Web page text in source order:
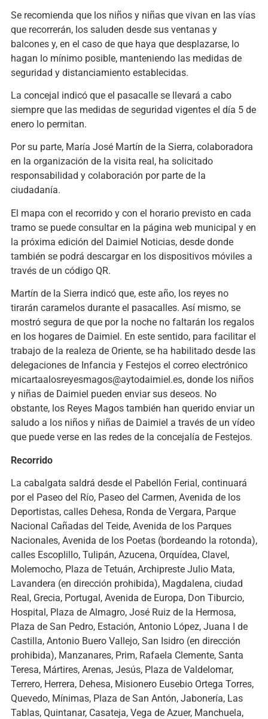
Se recomienda que los niños y niñas que vivan en las vías
que recorrerán, los saluden desde sus ventanas y
balcones y, en el caso de que haya que desplazarse, lo
hagan lo mínimo posible, manteniendo las medidas de
seguridad y distanciamiento establecidas.
La concejal indicó que el pasacalle se llevará a cabo
siempre que las medidas de seguridad vigentes el día 5 de
enero lo permitan.
Por su parte, María José Martín de la Sierra, colaboradora
en la organización de la visita real, ha solicitado
responsabilidad y colaboración por parte de la
ciudadanía.
El mapa con el recorrido y con el horario previsto en cada
tramo se puede consultar en la página web municipal y en
la próxima edición del Daimiel Noticias, desde donde
también se podrá descargar en los dispositivos móviles a
través de un código QR.
Martín de la Sierra indicó que, este año, los reyes no
tirarán caramelos durante el pasacalles. Así mismo, se
mostró segura de que por la noche no faltarán los regalos
en los hogares de Daimiel. En este sentido, para facilitar el
trabajo de la realeza de Oriente, se ha habilitado desde las
delegaciones de Infancia y Festejos el correo electrónico
micartaalosreyesmagos@aytodaimiel.es, donde los niños
y niñas de Daimiel pueden enviar sus deseos. No
obstante, los Reyes Magos también han querido enviar un
saludo a los niños y niñas de Daimiel a través de un vídeo
que puede verse en las redes de la concejalía de Festejos.
Recorrido
La cabalgata saldrá desde el Pabellón Ferial, continuará
por el Paseo del Río, Paseo del Carmen, Avenida de los
Deportistas, calles Dehesa, Ronda de Vergara, Parque
Nacional Cañadas del Teide, Avenida de los Parques
Nacionales, Avenida de los Poetas (bordeando la rotonda),
calles Escoplillo, Tulipán, Azucena, Orquídea, Clavel,
Molemocho, Plaza de Tetuán, Archipreste Julio Mata,
Lavandera (en dirección prohibida), Magdalena, ciudad
Real, Grecia, Portugal, Avenida de Europa, Don Tiburcio,
Hospital, Plaza de Almagro, José Ruiz de la Hermosa,
Plaza de San Pedro, Estación, Antonio López, Juana I de
Castilla, Antonio Buero Vallejo, San Isidro (en dirección
prohibida), Manzanares, Prim, Rafaela Clemente, Santa
Teresa, Mártires, Arenas, Jesús, Plaza de Valdelomar,
Terrero, Herrera, Dehesa, Misionero Eusebio Ortega Torres,
Quevedo, Mínimas, Plaza de San Antón, Jabonería, Las
Tablas, Quintanar, Casateja, Vega de Azuer, Manchuela,